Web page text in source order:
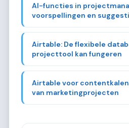
AI-functies in
voorspellingen en
Airtable: De flexibele
projecttool kan fungeren
Airtable voor
van marketingprojecten